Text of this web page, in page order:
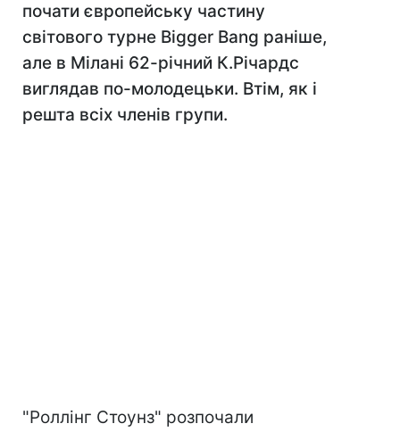
почати європейську частину
світового турне Bigger Bang раніше,
але в Мілані 62-річний К.Річардс
виглядав по-молодецьки. Втім, як і
решта всіх членів групи.
"Роллінг Стоунз" розпочали